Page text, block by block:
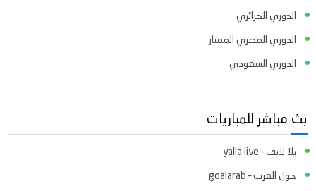
الدوري الجزائري
الدوري المصري الممتاز
الدوري السعودي
بث مباشر للمباريات
يلا لايف – yalla live
جول العرب – goalarab